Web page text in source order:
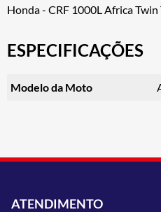
Honda - CRF 1000L Africa
ESPECIFICAÇÕES
Modelo da Moto
ATENDIMENTO